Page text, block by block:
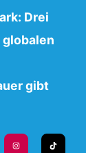
Drei
gibt